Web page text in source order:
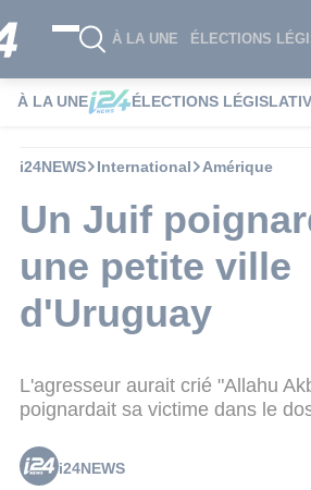
À LA UNE ÉLECTIONS
À LA UNE ÉLECTIONS
i24NEWS International Amérique
Un Juif
une petite ville
d'Uruguay
L'agresseur aurait crié "Allahu
poignardait sa victime dans le
i24NEWS